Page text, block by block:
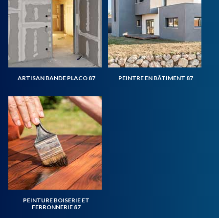
ARTISAN BANDE PLACO 87 PEINTRE EN BÂTIMENT 87
PEINTURE BOISERIE ET
FERRONNERIE 87